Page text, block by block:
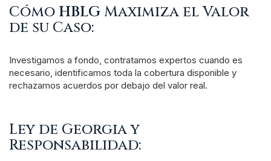
Cómo HBLGMaximiza el Valor
de su Caso:
Investigamos a fondo, contratamos expertos cuando es
necesario, identificamos toda la cobertura disponible y
rechazamos acuerdos por debajo del valor real.
Ley de Georgia y
Responsabilidad: